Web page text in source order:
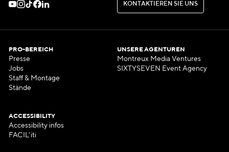
KON AKT EREN SI E UN S
KONTAKTIERENSIEUNS
PRO-BEREICH
Presse
Jobs
Staff & Montage
Stände
UNSERE AGENTUREN
Montreux Media Ventures
SIXTYSEVEN Event Agency
ACCESSIBILITY
Accessibility infos
FACIL'iti